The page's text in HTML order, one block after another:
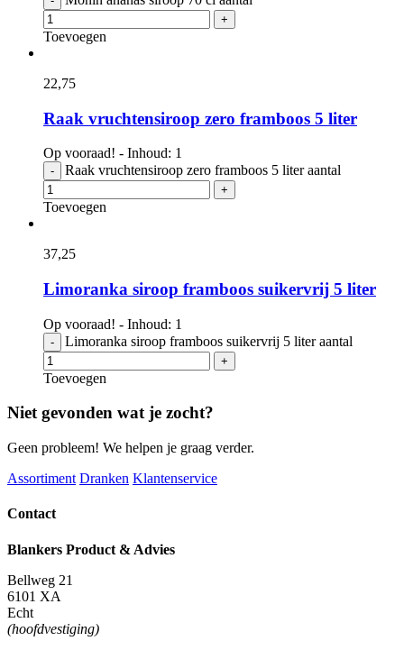
+
Toevoegen
22,75
Raak vruchtensiroop zero framboos 5 liter
Op vooraad! - Inhoud: 1
- Raak vruchtensiroop zero framboos 5 liter aantal
+
Toevoegen
37,25
Limoranka siroop framboos suikervrij 5 liter
Op vooraad! - Inhoud: 1
- Limoranka siroop framboos suikervrij 5 liter aantal
+
Toevoegen
Niet gevonden wat je zocht?
Geen probleem! We helpen je graag verder.
Assortiment Dranken Klantenservice
Contact
Blankers Product & Advies
Bellweg 21
6101 XA
Echt
(hoofdvestiging)